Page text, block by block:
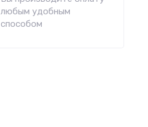
любым удобным
способом